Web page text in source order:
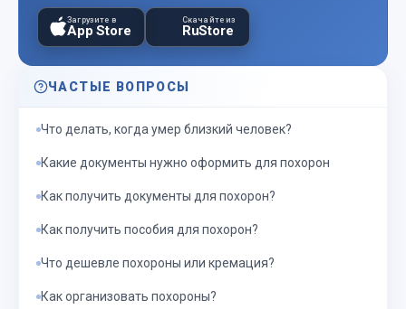
Загрузите в
App Store
Скачайте из
RuStore
ЧАСТЫЕ ВОПРОСЫ
Что делать, когда умер близкий человек?
Какие документы нужно оформить для похорон
Как получить документы для похорон?
Как получить пособия для похорон?
Что дешевле похороны или кремация?
Как организовать похороны?